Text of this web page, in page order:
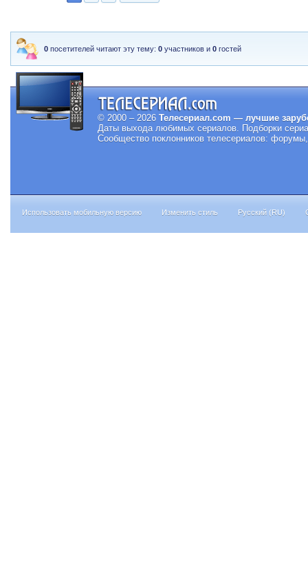
0 посетителей читают эту тему:0 участников и0 гостей
© 2000 – 2026 Телесериал.com — лучшие
Даты выхода любимых сериалов. Подборки
Сообщество поклонников телесериалов:
Использовать мобильную версию Изменить стиль Русский (RU)